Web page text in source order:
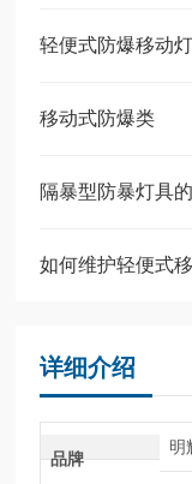
轻便式防爆移动
移动式防爆类
如何维护轻便式
详细介绍
品牌
明